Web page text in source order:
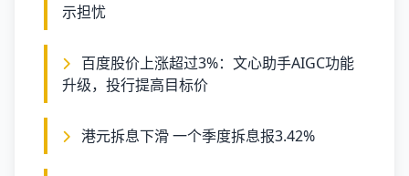
示担忧
升级，投行提高目标价
港元拆息下滑 一个季度拆息报3.42%